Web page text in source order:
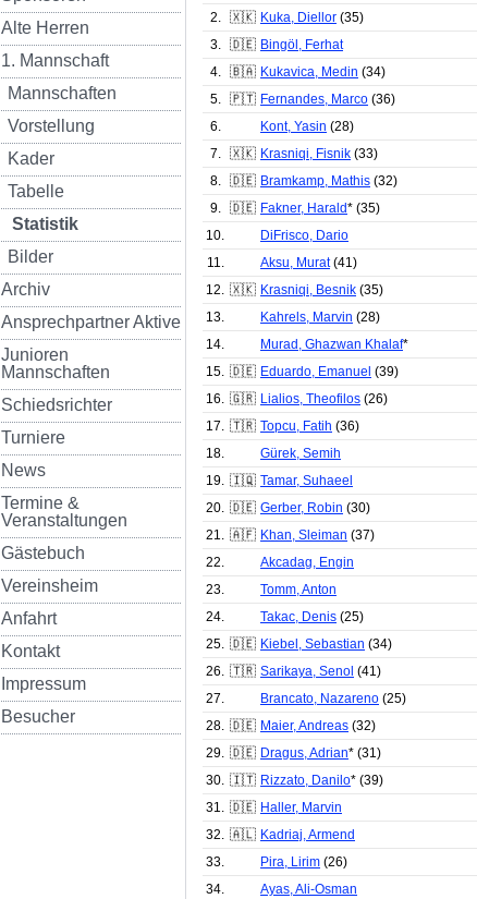
Alte Herren
1. Mannschaft
Mannschaften
Vorstellung
Kader
Tabelle
Statistik
Bilder
Archiv
Ansprechpartner Aktive
Junioren
Mannschaften
Schiedsrichter
Turniere
News
Termine &
Veranstaltungen
Gästebuch
Vereinsheim
Anfahrt
Kontakt
Impressum
Besucher
2.
🇽🇰 Kuka, Diellor (35)
3.
🇩🇪 Bingöl , Ferhat
4.
🇧🇦 Kukavica, Medin (34)
5.
🇵🇹 Fernandes, Marco (36)
6.
Kont, Yasin (28)
7.
🇽🇰 Krasniqi, Fisnik (33)
8.
🇩🇪 Bramkamp, Mathis (32)
9.
🇩🇪 Fakner, Harald* (35)
10.
DiFrisco, Dario
11.
Aksu, Murat(41)
12. 🇽🇰 Krasniqi, Besnik (35)
13.
Kahrels, Marvin (28)
14.
Murad , Ghazwan Khalaf*
15. 🇩🇪 Eduardo, Emanuel (39)
16. 🇬🇷 Lialios, Theofilos (26)
17. 🇹🇷 Topcu, Fatih (36)
18.
Gürek, Semih
19. 🇮🇶 Tamar, Suhaeel
20. 🇩🇪 Gerber, Robin (30)
21. 🇦🇫 Khan, Sleiman (37)
22.
Akcadag, Engin
23.
Tomm,Anton
24.
Takac, Denis (25)
25. 🇩🇪 Kiebel , Sebastian (34)
26. 🇹🇷 Sarikaya, Senol (41)
27.
Brancato, Nazareno (25)
28. 🇩🇪 Maier,Andreas (32)
29. 🇩🇪 Dragus,Adrian* (31)
30. 🇮🇹 Rizzato, Danilo* (39)
31. 🇩🇪 Haller, Marvin
32. 🇦🇱 Kadriaj,Armend
33.
Pira, Lirim (26)
34.
Ayas,Ali-Osman